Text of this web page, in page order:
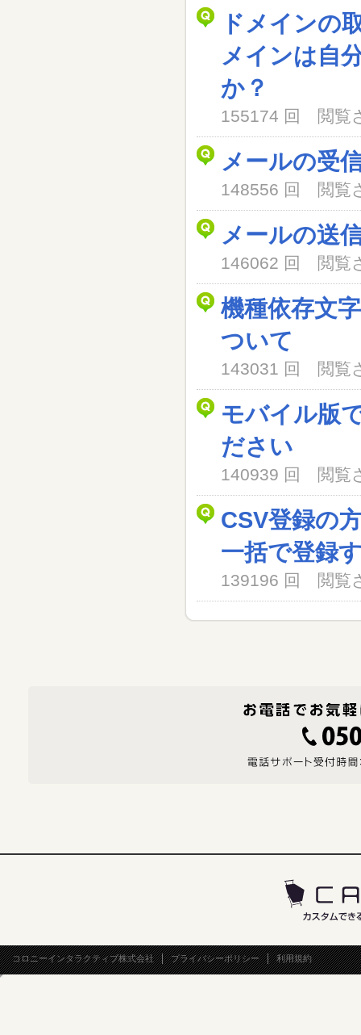
ドメインの
メインは自
か？
155174 回 閲覧
メールの受
148556 回 閲覧
メールの送
146062 回 閲覧
機種依存文
ついて
143031 回 閲覧
モバイル版
ださい
140939 回 閲覧
CSV登録の
一括で登録
139196 回 閲覧
コロニーインタラクティブ株式会社 プライバシーポリシー 利用規約